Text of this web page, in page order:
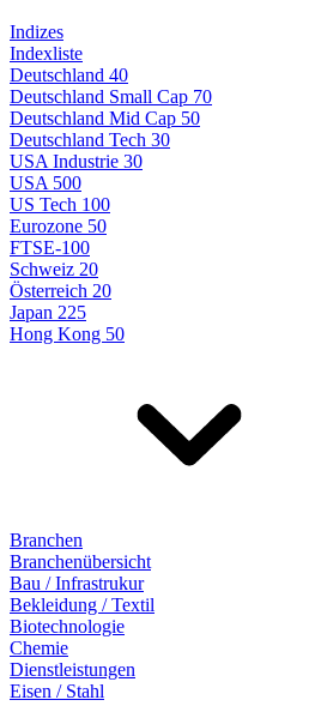
Indizes
Indexliste
Deutschland 40
Deutschland Small Cap 70
Deutschland Mid Cap 50
Deutschland Tech 30
USA Industrie 30
USA 500
US Tech 100
Eurozone 50
FTSE-100
Schweiz 20
Österreich 20
Japan 225
Hong Kong 50
Branchen
Branchenübersicht
Bau / Infrastrukur
Bekleidung / Textil
Biotechnologie
Chemie
Dienstleistungen
Eisen / Stahl